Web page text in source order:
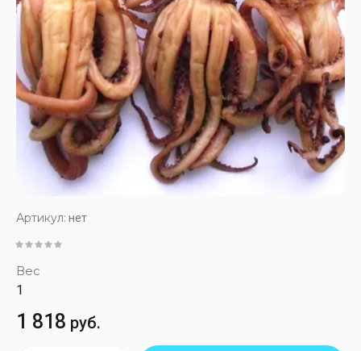
Артикул: нет
Вес
1
1 818 руб.